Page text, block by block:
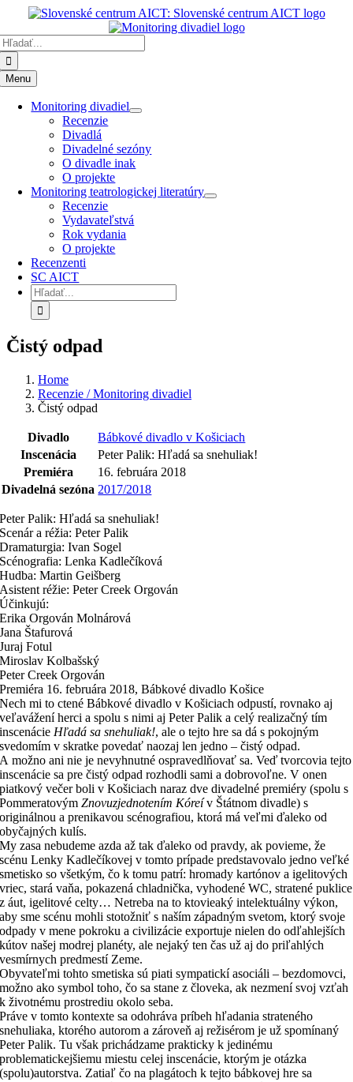
Preskočiť
obsahu
Menu
Monitoring divadiel
Recenzie
Divadlá
Divadelné sezóny
O divadle inak
O projekte
Monitoring teatrologickej literatúry
Recenzie
Vydavateľstvá
Rok vydania
O projekte
Recenzenti
SC AICT
Hľadať:
Čistý odpad
Home
Recenzie / Monitoring divadiel
Čistý odpad
Divadlo
Bábkové divadlo v Košiciach
Inscenácia
Peter Palik: Hľadá sa snehuliak!
Premiéra
16. februára 2018
Divadelná sezóna 2017/2018
Peter Palik: Hľadá sa snehuliak!
Scenár a réžia: Peter Palik
Dramaturgia: Ivan Sogel
Scénografia: Lenka Kadlečíková
Hudba: Martin Geišberg
Asistent réžie: Peter Creek Orgován
Účinkujú:
Erika Orgován Molnárová
Jana Štafurová
Juraj Fotul
Miroslav Kolbašský
Peter Creek Orgován
Premiéra 16. februára 2018, Bábkové divadlo Košice
Nech mi to ctené Bábkové divadlo v Košiciach odpustí, rovnako aj
veľavážení herci a spolu s nimi aj Peter Palik a celý realizačný tím
inscenácie Hľadá sa snehuliak!, ale o tejto hre sa dá s pokojným
svedomím v skratke povedať naozaj len jedno – čistý odpad.
A možno ani nie je nevyhnutné ospravedlňovať sa. Veď tvorcovia tejto
inscenácie sa pre čistý odpad rozhodli sami a dobrovoľne. V onen
piatkový večer boli v Košiciach naraz dve divadelné premiéry (spolu s
PommeratovýmZnovuzjednotením Kóreív Štátnom divadle) s
originálnou a prenikavou scénografiou, ktorá má veľmi ďaleko od
obyčajných kulís.
My zasa nebudeme azda až tak ďaleko od pravdy, ak povieme, že
scénu Lenky Kadlečíkovej v tomto prípade predstavovalo jedno veľké
smetisko so všetkým, čo k tomu patrí: hromady kartónov a igelitových
vriec, stará vaňa, pokazená chladnička, vyhodené WC, stratené puklice
z áut, igelitové celty… Netreba na to ktovieaký intelektuálny výkon,
aby sme scénu mohli stotožniť s naším západným svetom, ktorý svoje
odpady v mene pokroku a civilizácie exportuje nielen do odľahlejších
kútov našej modrej planéty, ale nejaký ten čas už aj do priľahlých
vesmírnych predmestí Zeme.
Obyvateľmi tohto smetiska sú piati sympatickí asociáli – bezdomovci,
možno ako symbol toho, čo sa stane z človeka, ak nezmení svoj vzťah
k životnému prostrediu okolo seba.
Práve v tomto kontexte sa odohráva príbeh hľadania strateného
snehuliaka, ktorého autorom a zároveň aj režisérom je už spomínaný
Peter Palik. Tu však prichádzame prakticky k jedinému
problematickejšiemu miestu celej inscenácie, ktorým je otázka
(spolu)autorstva. Zatiaľ čo na plagátoch k tejto bábkovej hre sa